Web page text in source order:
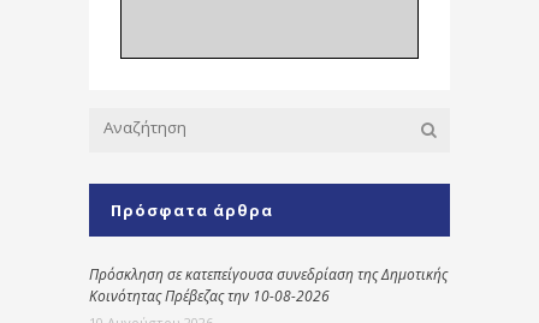
Πρόσφατα άρθρα
Πρόσκληση σε κατεπείγουσα συνεδρίαση της Δημοτικής
Κοινότητας Πρέβεζας την 10-08-2026